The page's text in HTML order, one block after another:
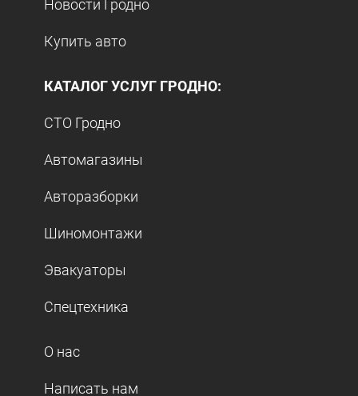
Новости Гродно
Купить авто
КАТАЛОГ УСЛУГ ГРОДНО:
СТО Гродно
Автомагазины
Авторазборки
Шиномонтажи
Эвакуаторы
Спецтехника
О нас
Написать нам